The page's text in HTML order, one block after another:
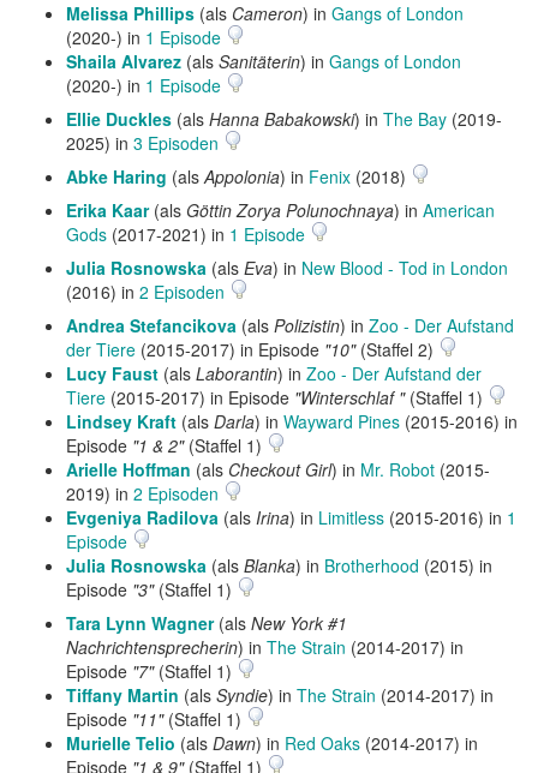
Melissa Phillips (als Cameron) in Gangs of London
(2020-) in 1 Episode
Shaila Alvarez (als Sanitäterin) in Gangs of London
(2020-) in 1 Episode
Ellie Duckles (als Hanna Babakowski) in The Bay (2019-
2025) in 3 Episoden
Abke Haring (alsAppolonia) in Fenix (2018)
Erika Kaar(als Göttin Zorya Polunochnaya) in American
Gods (2017-2021) in 1 Episode
Julia Rosnowska (als Eva) in New Blood - Tod in London
(2016) in 2 Episoden
Andrea Stefancikova (als Polizistin) in Zoo - Der Aufstand
der Tiere (2015-2017) in Episode "10"(Staffel 2)
Lucy Faust (als Laborantin) in Zoo - Der Aufstand der
Tiere (2015-2017) in Episode "Winterschlaf "(Staffel 1)
Lindsey Kraft (als Darla) in Wayward Pines (2015-2016) in
Episode "1 & 2"(Staffel 1)
Arielle Hoffman (als Checkout Girl) in Mr. Robot (2015-
2019) in 2 Episoden
Evgeniya Radilova (als Irina) in Limitless (2015-2016) in 1
Episode
Julia Rosnowska (als Blanka) in Brotherhood (2015) in
Episode "3"(Staffel 1)
Tara Lynn Wagner(als New York #1
Nachrichtensprecherin) in The Strain (2014-2017) in
Episode "7"(Staffel 1)
Tiffany Martin (als Syndie) in The Strain (2014-2017) in
Episode "11"(Staffel 1)
Murielle Telio (als Dawn) in Red Oaks (2014-2017) in
Episode "1 & 9"(Staffel 1)